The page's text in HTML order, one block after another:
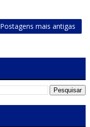
Postagens mais antigas